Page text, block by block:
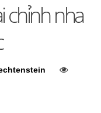
chỉnh nha